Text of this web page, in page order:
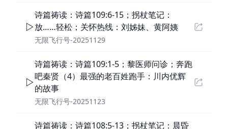
诗篇祷读：诗篇109:6-15；拐杖笔记：
放……轻松；关怀热线：刘姊妹、黄阿姨
无限飞行号-20251129
诗篇祷读：诗篇109:1-5；黎医师问诊；奔跑
吧秦贤（4）最强的老百姓跑手：川内优辉
的故事
无限飞行号-20251123
诗篇祷读：诗篇108:5-13；拐杖笔记：晨昏